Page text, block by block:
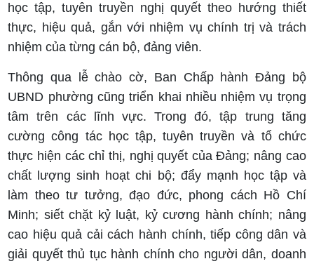
học tập, tuyên truyền nghị quyết theo hướng thiết
thực, hiệu quả, gắn với nhiệm vụ chính trị và trách
nhiệm của từng cán bộ, đảng viên.
Thông qua lễ chào cờ, Ban Chấp hành Đảng bộ
UBND phường cũng triển khai nhiều nhiệm vụ trọng
tâm trên các lĩnh vực. Trong đó, tập trung tăng
cường công tác học tập, tuyên truyền và tổ chức
thực hiện các chỉ thị, nghị quyết của Đảng; nâng cao
chất lượng sinh hoạt chi bộ; đẩy mạnh học tập và
làm theo tư tưởng, đạo đức, phong cách Hồ Chí
Minh; siết chặt kỷ luật, kỷ cương hành chính; nâng
cao hiệu quả cải cách hành chính, tiếp công dân và
giải quyết thủ tục hành chính cho người dân, doanh